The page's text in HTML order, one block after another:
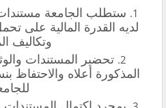
ستطلب الجامعة
لديه القدرة المالية على
وتكاليف
تحضير المستندات
المذكورة أعلاه والاحتفاظ